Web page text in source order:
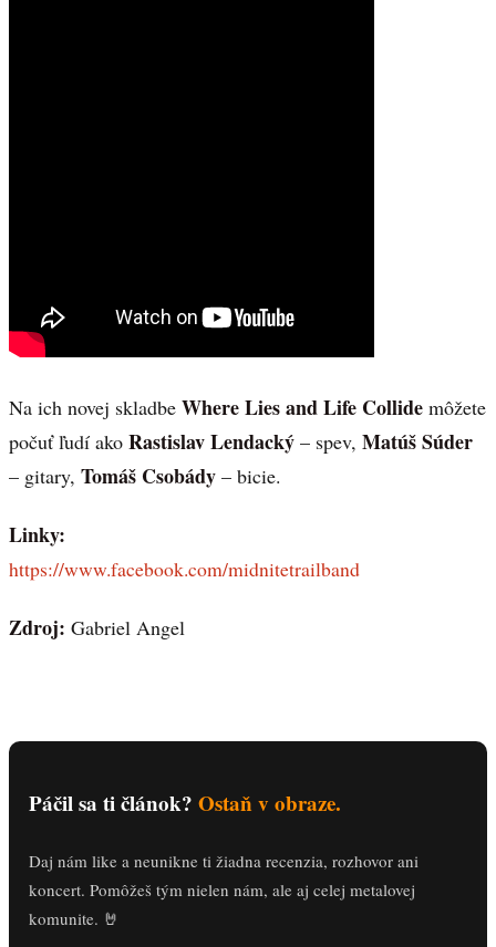
Na ich novej skladbe Where Lies and Life Collide môžete
počuť ľudí ako Rastislav Lendacký – spev, Matúš Súder
– gitary, Tomáš Csobády – bicie.
Linky:
https://www.facebook.com/midnitetrailband
Zdroj: Gabriel Angel
Páčil sa ti článok? Ostaň v obraze.
Daj nám like a neunikne ti žiadna recenzia, rozhovor ani
koncert. Pomôžeš tým nielen nám, ale aj celej metalovej
komunite. 🤘